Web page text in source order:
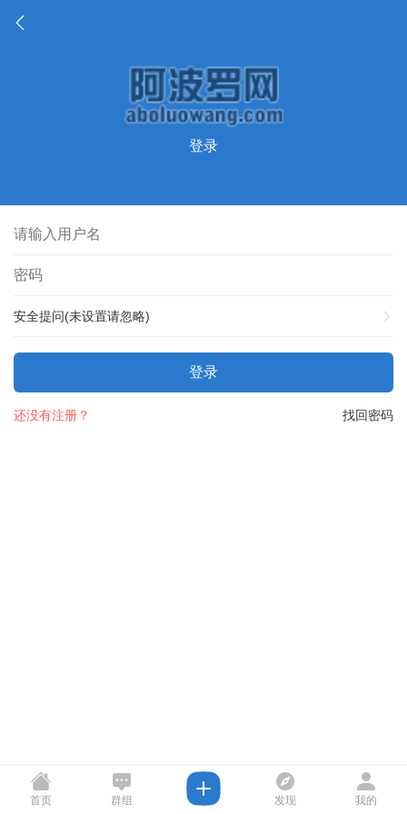
登录
安全提问(未设置请忽略)
登录
找回密码
还没有注册？
首页 群组 发现 我的